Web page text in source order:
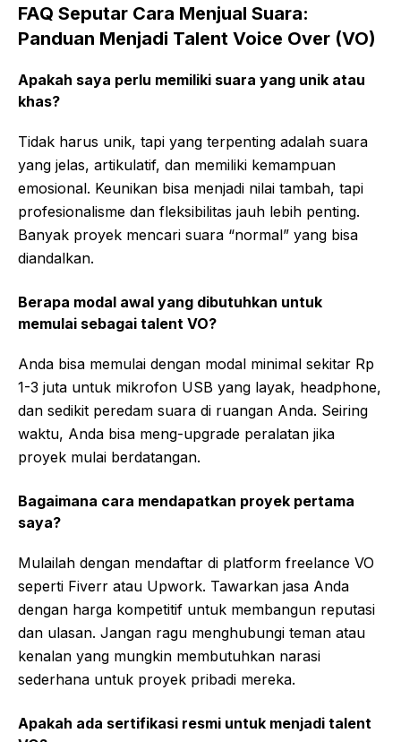
FAQ Seputar Cara Menjual Suara:
Panduan Menjadi Talent Voice Over (VO)
Apakah saya perlu memiliki suara yang unik atau
khas?
Tidak harus unik, tapi yang terpenting adalah suara
yang jelas, artikulatif, dan memiliki kemampuan
emosional. Keunikan bisa menjadi nilai tambah, tapi
profesionalisme dan fleksibilitas jauh lebih penting.
Banyak proyek mencari suara “normal” yang bisa
diandalkan.
Berapa modal awal yang dibutuhkan untuk
memulai sebagai talent VO?
Anda bisa memulai dengan modal minimal sekitar Rp
1-3 juta untuk mikrofon USB yang layak, headphone,
dan sedikit peredam suara di ruangan Anda. Seiring
waktu, Anda bisa meng-upgrade peralatan jika
proyek mulai berdatangan.
Bagaimana cara mendapatkan proyek pertama
saya?
Mulailah dengan mendaftar di platform freelance VO
seperti Fiverr atau Upwork. Tawarkan jasa Anda
dengan harga kompetitif untuk membangun reputasi
dan ulasan. Jangan ragu menghubungi teman atau
kenalan yang mungkin membutuhkan narasi
sederhana untuk proyek pribadi mereka.
Apakah ada sertifikasi resmi untuk menjadi talent